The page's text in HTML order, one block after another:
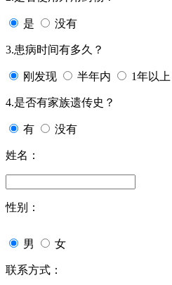
是 没有
3.患病时间有多久？
刚发现 半年内 1年以上
4.是否有家族遗传史？
有 没有
姓名：
性别：
男 女
联系方式：